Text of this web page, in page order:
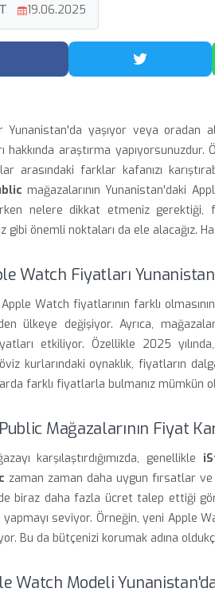
19.06.2025
Paylaş Twitter'da
Yunanistan'da yaşıyor veya oradan
araştırma yapıyorsunuzdur.
arasındaki farklar kafanızı
mağazalarının Yunanistan'daki
nelere dikkat etmeniz gerektiği,
gibi önemli noktaları da ele alacağız.
Watch Fiyatları
Watch fiyatlarının farklı
ülkeye değişiyor. Ayrıca,
etkiliyor. Özellikle 2025
kurlarındaki oynaklık, fiyatların
farklı fiyatlarla bulmanız mümkün
Mağazalarının Fiyat
karşılaştırdığımızda, genellikle
zaman zaman daha uygun fırsatlar
biraz daha fazla ücret talep ettiği
seviyor. Örneğin, yeni Apple
Bu da bütçenizi korumak adına
Watch Modeli